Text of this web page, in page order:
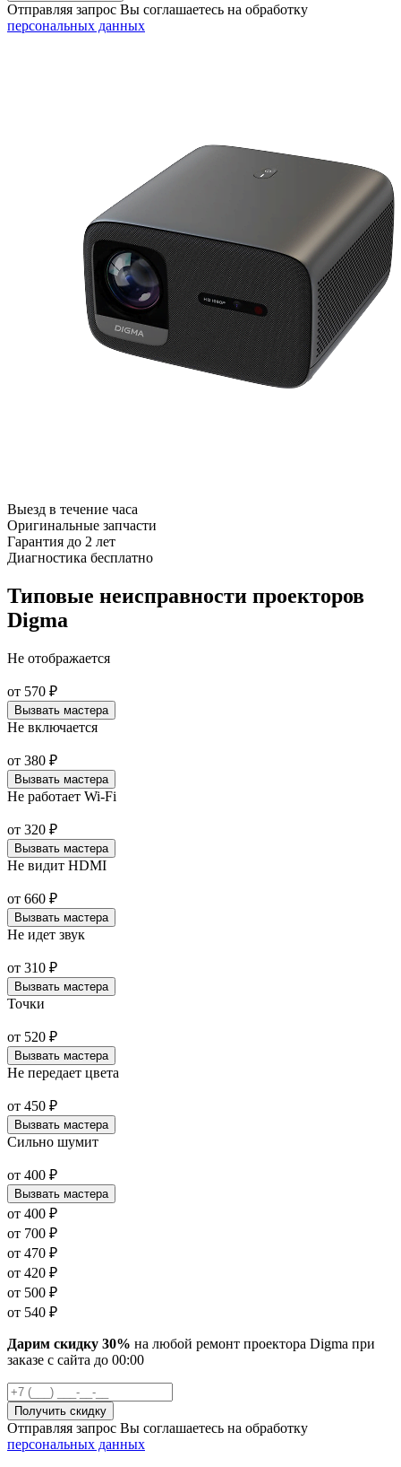
Отправляя запрос Вы соглашаетесь на обработку
персональных данных
Выезд в течение часа
Оригинальные запчасти
Гарантия до 2 лет
Диагностика бесплатно
Типовые неисправности проекторов
Digma
Не отображается
от 570 ₽
Вызвать мастера
Не включается
от 380 ₽
Вызвать мастера
Не работает Wi-Fi
от 320 ₽
Вызвать мастера
Не видит HDMI
от 660 ₽
Вызвать мастера
Не идет звук
от 310 ₽
Вызвать мастера
Точки
от 520 ₽
Вызвать мастера
Не передает цвета
от 450 ₽
Вызвать мастера
Сильно шумит
от 400 ₽
Вызвать мастера
от 400 ₽
от 700 ₽
от 470 ₽
от 420 ₽
от 500 ₽
от 540 ₽
Дарим скидку 30% на любой ремонт проектора Digma при
заказе с сайта до 00:00
Отправляя запрос Вы соглашаетесь на обработку
персональных данных